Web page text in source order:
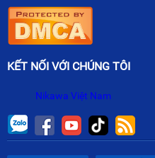
KẾT NỐI VỚI CHÚNG TÔI
Nikawa Việt Nam